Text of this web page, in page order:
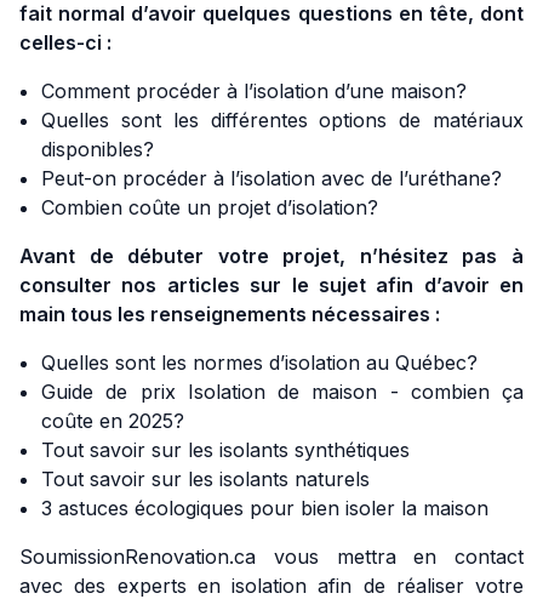
fait normal d’avoir quelques questions en tête, dont
celles-ci :
Comment procéder à l’isolation d’une maison?
Quelles sont les différentes options de matériaux
disponibles?
Peut-on procéder à l’isolation avec de l’uréthane?
Combien coûte un projet d’isolation?
Avant de débuter votre projet, n’hésitez pas à
consulter nos articles sur le sujet afin d’avoir en
main tous les renseignements nécessaires :
Quelles sont les normes d’isolation au Québec?
Guide de prix Isolation de maison - combien ça
coûte en 2025?
Tout savoir sur les isolants synthétiques
Tout savoir sur les isolants naturels
3 astuces écologiques pour bien isoler la maison
SoumissionRenovation.ca vous mettra en contact
avec des experts en isolation afin de réaliser votre